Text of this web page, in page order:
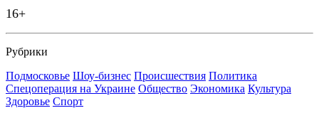
16+
Рубрики
Подмосковье Шоу-бизнес Происшествия Политика
Спецоперация на Украине Общество Экономика Культура
Здоровье Спорт